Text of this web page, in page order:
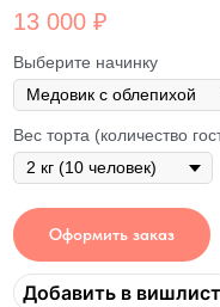
13 000 ₽
Выберите начинку
Вес торта (количество
Оформить заказ
Добавить в вишлист